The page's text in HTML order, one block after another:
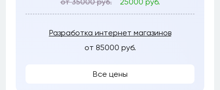
Разработка интернет магазинов
от 85000 руб.
Все цены